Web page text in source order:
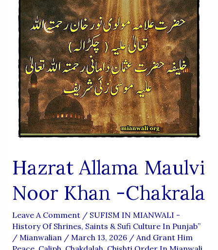
Chaghtai-
(Mianwali)
Hazrat Allama Maulvi
Noor Khan -Chakrala
Leave A Comment / SUFISM IN MIANWALI -
History Of Shrines, Saints & Sufi Culture In Punjab”
/ Mianwalian / March 13, 2026 / And Grant Him